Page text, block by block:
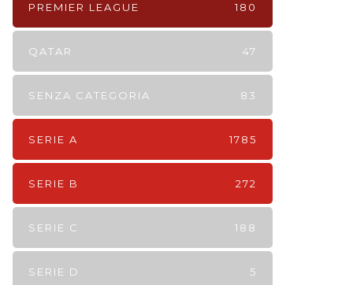
PREMIER LEAGUE 180
QATAR 47
SENZA CATEGORIA 83
SERIE A 1785
SERIE B 272
SERIE C 188
SERIE D 5